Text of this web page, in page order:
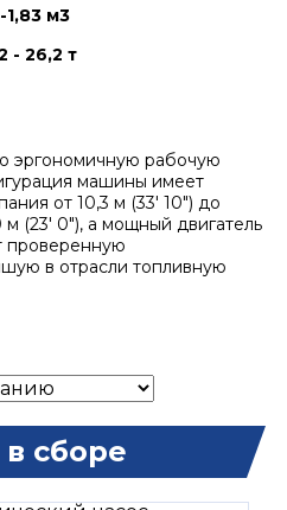
1,83 м3
- 26,2 т
эргономичную рабочую
машины имеет
от 10,3 м (33' 10") до
(23' 0"), а мощный двигатель
проверенную
в отрасли топливную
сборе